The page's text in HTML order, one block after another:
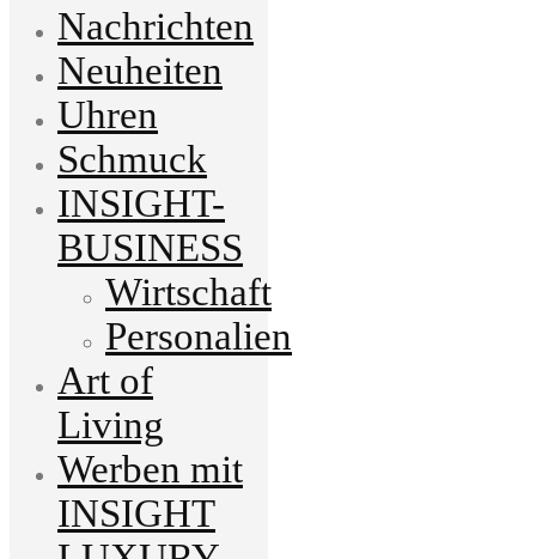
Nachrichten
Neuheiten
Uhren
Schmuck
INSIGHT-
BUSINESS
Wirtschaft
Personalien
Art of
Living
Werben mit
INSIGHT